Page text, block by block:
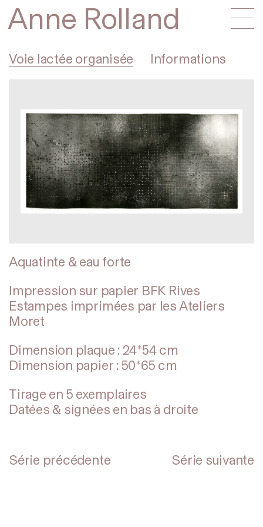
Anne Rolland
Voie lactée organisée Informations
Aquatinte & eau forte
Impression sur papier BFK Rives
Estampes imprimées par les Ateliers
Moret
Dimension plaque : 24*54 cm
Dimension papier : 50*65 cm
Tirage en 5 exemplaires
Datées & signées en bas à droite
Série suivante
Série précédente